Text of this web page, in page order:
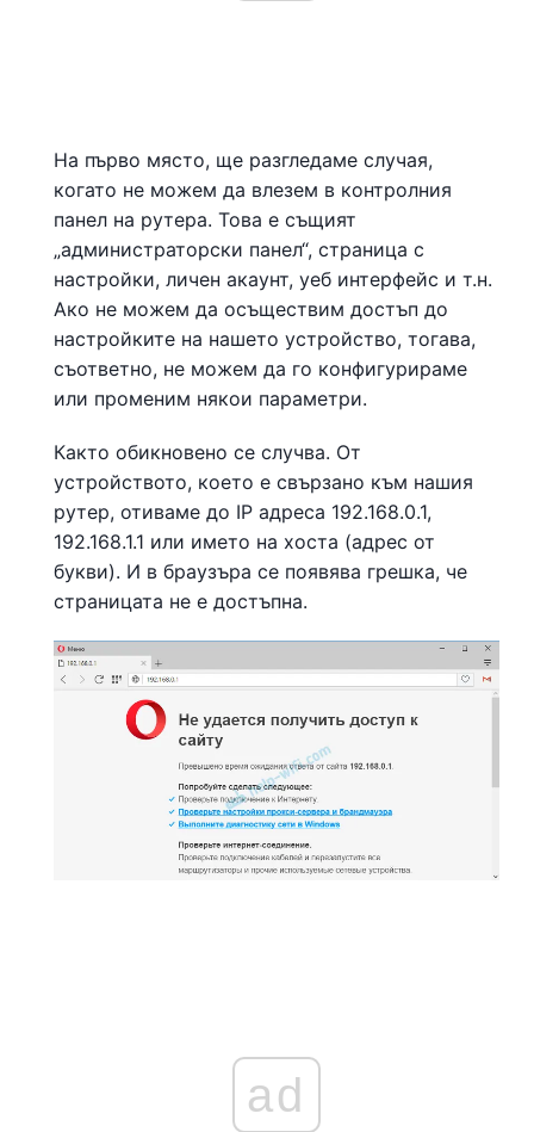
На първо място, ще разгледаме случая,
когато не можем да влезем в контролния
панел на рутера. Това е същият
„администраторски панел“, страница с
настройки, личен акаунт, уеб интерфейс и т.н.
Ако не можем да осъществим достъп до
настройките на нашето устройство, тогава,
съответно, не можем да го конфигурираме
или променим някои параметри.
Както обикновено се случва. От
устройството, което е свързано към нашия
рутер, отиваме до IP адреса 192.168.0.1,
192.168.1.1 или името на хоста (адрес от
букви). И в браузъра се появява грешка, че
страницата не е достъпна.
ad